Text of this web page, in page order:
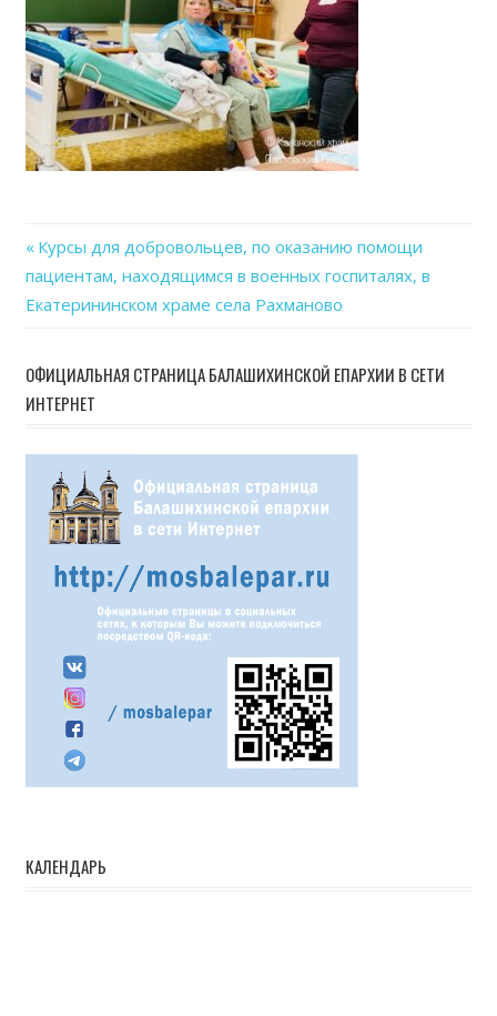
Навигация
по
записям
Previous
Post:
Курсы для добровольцев, по оказанию помощи
пациентам, находящимся в военных госпиталях, в
Екатерининском храме села Рахманово
ОФИЦИАЛЬНАЯ СТРАНИЦА БАЛАШИХИНСКОЙ ЕПАРХИИ В СЕТИ
ИНТЕРНЕТ
КАЛЕНДАРЬ